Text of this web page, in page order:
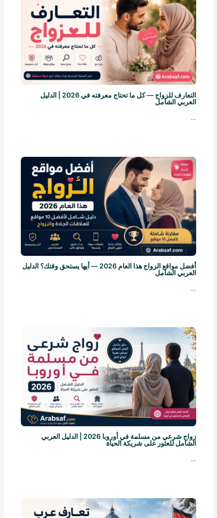
التعارف للزواج — كل ما تحتاج معرفته في 2026 | الدليل
العربي الشامل
…
أفضل مواقع الزواج هذا العام 2026 — أيها يستحق وقتك؟ الدليل
العربي الشامل
…
زواج شرعي من مسلمة في أوروبا 2026 | الدليل العربي
الشامل للعثور على شريكة الحياة
…